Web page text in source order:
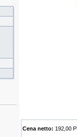
Cena netto: 192,00